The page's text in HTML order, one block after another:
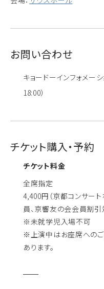
お問い合わせ
キョードーインフォメー
18:00）
チケット購入・予約
チケット料金
全席指定
4,400円（京都コンサー
員、京響友の会会員割引
※未就学児入場不可
※上演中はお座席への
あります。